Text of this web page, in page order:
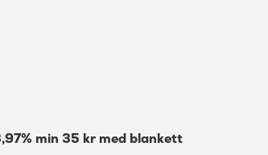
min 35 kr med blankett